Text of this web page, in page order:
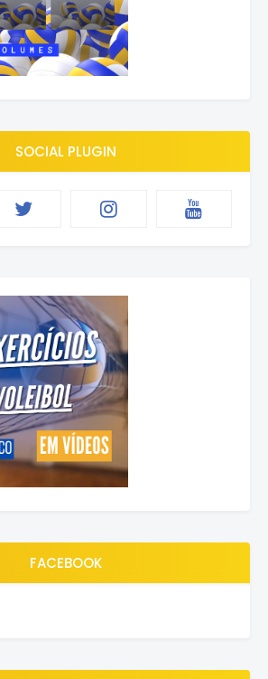
SOCIAL PLUGIN
FACEBOOK